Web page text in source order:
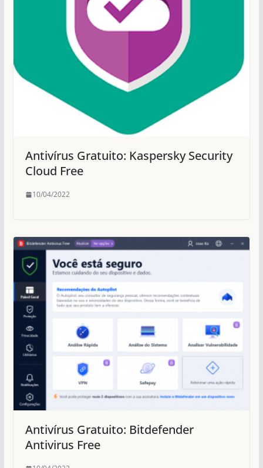
Antivírus Gratuito: Kaspersky Security
Cloud Free
10/04/2022
Antivírus Gratuito: Bitdefender
Antivirus Free